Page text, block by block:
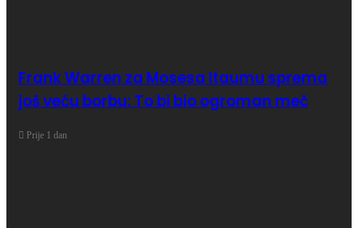
Frank Warren za Mosesa Itaumu sprema
još veću borbu: To bi bio ogroman meč
Prije 1 dan